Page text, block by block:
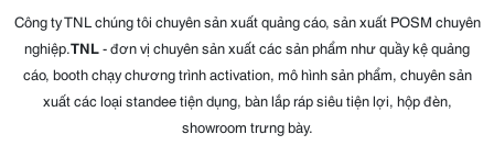
Công ty TNL chúng tôi chuyên sản xuất quảng cáo, sản xuất POSM chuyên
nghiệp.TNL- đơn vị chuyên sản xuất các sản phẩm như quầy kệ quảng
cáo, booth chạy chương trình activation, mô hình sản phẩm, chuyên sản
xuất các loại standee tiện dụng, bàn lắp ráp siêu tiện lợi, hộp đèn,
showroom trưng bày.